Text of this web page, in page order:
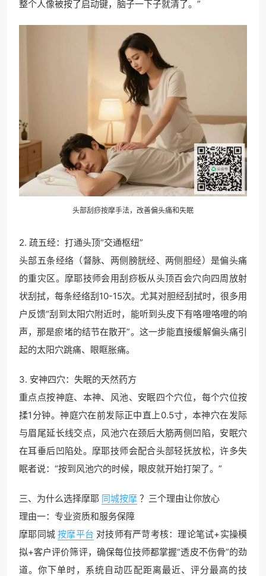
整个人像被按了启动键，脑子一下子就清了。”
头部刮痧按摩手法，改善偏头痛和失眠
2. 疏五经：打通头顶“交通枢纽”
头部五条经络（督脉、两侧膀胱经、两侧胆经）是偏头痛
的重灾区。摩耶技师会用刮痧板从头顶百会穴向四周放射
状刮拭，每条经络刮10-15次。尤其对胆经刮拭时，很多用
户反馈“刮到太阳穴附近时，能听到头皮下有咯噔咯噔的响
声，那是瘀堵的结节在散开”。这一步能直接缓解偏头痛引
起的太阳穴跳痛、眼眶胀痛。
3. 安神四穴：失眠的天然药方
重点点按神庭、本神、风池、安眠四个穴位，每个穴位按
揉1分钟。神庭穴在前发际正中直上0.5寸，本神穴在发际
与眉尾延长线交点，风池穴在颈后大筋两侧凹陷，安眠穴
在耳垂后凹陷处。摩耶技师会配合头部轻抚放松，许多失
眠者说：“按到风池穴的时候，眼皮就开始打架了。”
三、为什么选择摩耶 同城按摩 ？三个理由让你放心
理由一：专业资质和服务保障
摩耶同城 按摩平台 对技师有严苛考核：理论笔试+实操模
拟+客户评价筛评，确保每位技师都掌握“透皮不伤骨”的劲
道。你下单时，系统自动匹配距离最近、评分最高的技